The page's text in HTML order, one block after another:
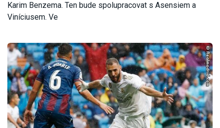
Karim Benzema. Ten bude spolupracovat s Asensiem a
Viníciusem. Ve